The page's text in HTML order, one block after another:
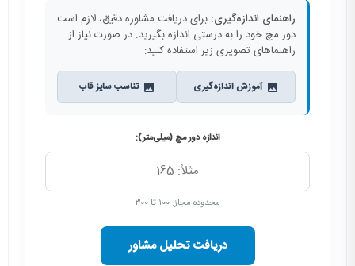
راهنمای اندازه‌گیری: برای دریافت مشاوره دقیق، لازم است
دور مچ خود را به درستی اندازه بگیرید. در صورت نیاز از
راهنماهای تصویری زیر استفاده کنید:
آموزش اندازه‌گیری تناسب سایز قاب
اندازه دور مچ (میلی‌متر):
محدوده مجاز: ۱۰۰ تا ۳۰۰
دریافت تحلیل مشاور